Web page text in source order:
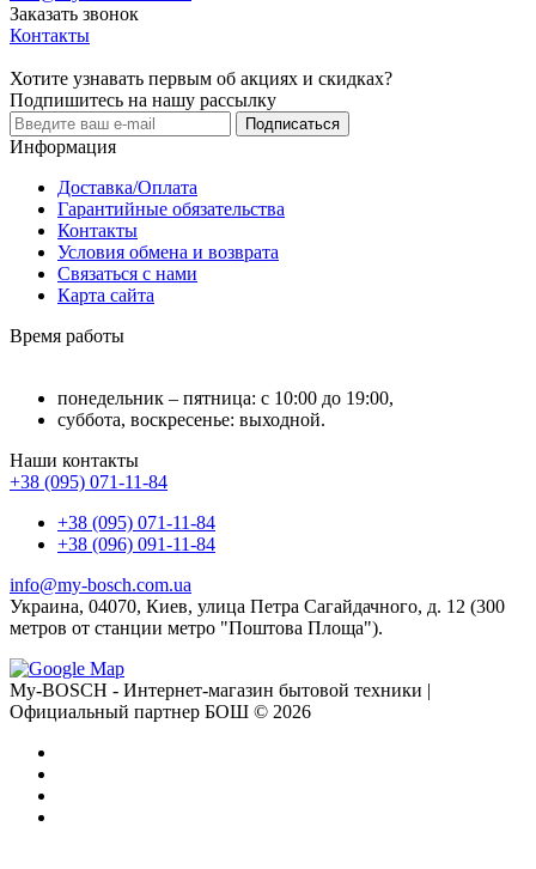
Заказать звонок
Контакты
Хотите узнавать первым об акциях и скидках?
Подпишитесь на нашу рассылку
Подписаться
Информация
Доставка/Оплата
Гарантийные обязательства
Контакты
Условия обмена и возврата
Связаться с нами
Карта сайта
Время работы
понедельник – пятница: с 10:00 до 19:00,
суббота, воскресенье: выходной.
Наши контакты
+38 (095) 071-11-84
+38 (095) 071-11-84
+38 (096) 091-11-84
info@my-bosch.com.ua
Украина, 04070, Киев, улица Петра Сагайдачного, д. 12 (300
метров от станции метро "Поштова Площа").
My-BOSCH - Интернет-магазин бытовой техники |
Официальный партнер БОШ © 2026